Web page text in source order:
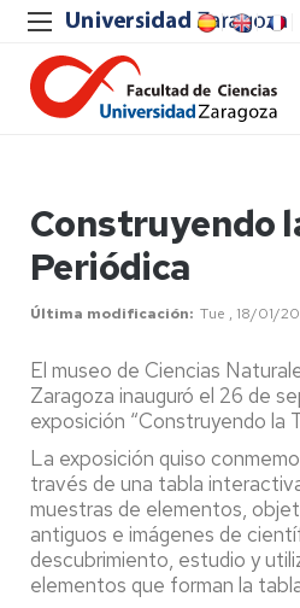
Construyendo
Periódica
Última modificación Tue , 18/01/
El museo de Ciencias
Zaragoza inauguró el 26 de
exposición “Construyendo la
La exposición quiso
través de una tabla
muestras de elementos,
antiguos e imágenes de
descubrimiento, estudio y
elementos que forman la